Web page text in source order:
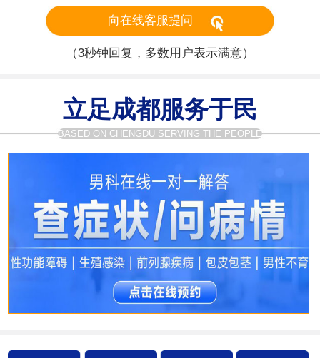
向在线客服提问
（3秒钟回复，多数用户表示满意）
立足成都服务于民
BASED ON CHENGDU SERVING THE PEOPLE